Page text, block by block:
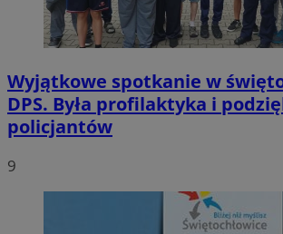
Wyjątkowe spotkanie w
DPS. Była profilaktyka i
policjantów
9